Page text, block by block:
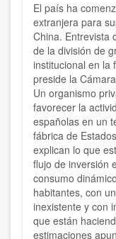
El país ha
extranjera para
China. Entrevista
de la división de
institucional en la
preside la
Un organismo
favorecer la
españolas en un
fábrica de
explican lo que
flujo de inversión
consumo
habitantes, con
inexistente y con
que están
estimaciones